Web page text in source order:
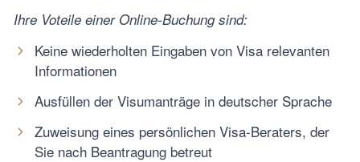
Ihre Voteile einer Online-Buchung sind:
Keine wiederholten Eingaben von Visa relevanten
Informationen
Ausfüllen der Visumanträge in deutscher Sprache
Zuweisung eines persönlichen Visa-Beraters, der
Sie nach Beantragung betreut